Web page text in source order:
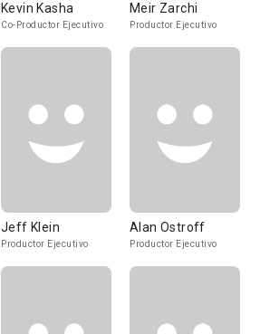
Kevin Kasha
Co-Productor Ejecutivo
Meir Zarchi
Productor Ejecutivo
Jeff Klein
Productor Ejecutivo
Alan Ostroff
Productor Ejecutivo